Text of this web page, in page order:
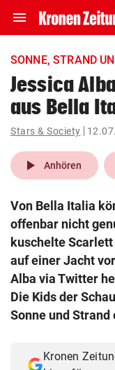
menu Navigation
ein-/ausklappen
account_circle Anmelden
pin_drop
Wien
search
Suchbegriff
eingeben
SONNE, STRAND
Jessica
aus Bella
Stars & Society
play_arrow Anhören
Von Bella Italia
offenbar nicht
kuschelte
auf einer Jacht
Alba via Twitter
Die Kids der
Sonne und
Kronen